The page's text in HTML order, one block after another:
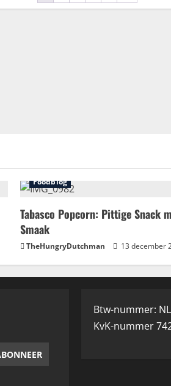
Foodblog
Tabasco Popcorn: Pittige Snack
Smaak
TheHungryDutchman 13 december
Btw-nummer:
KvK-nummer